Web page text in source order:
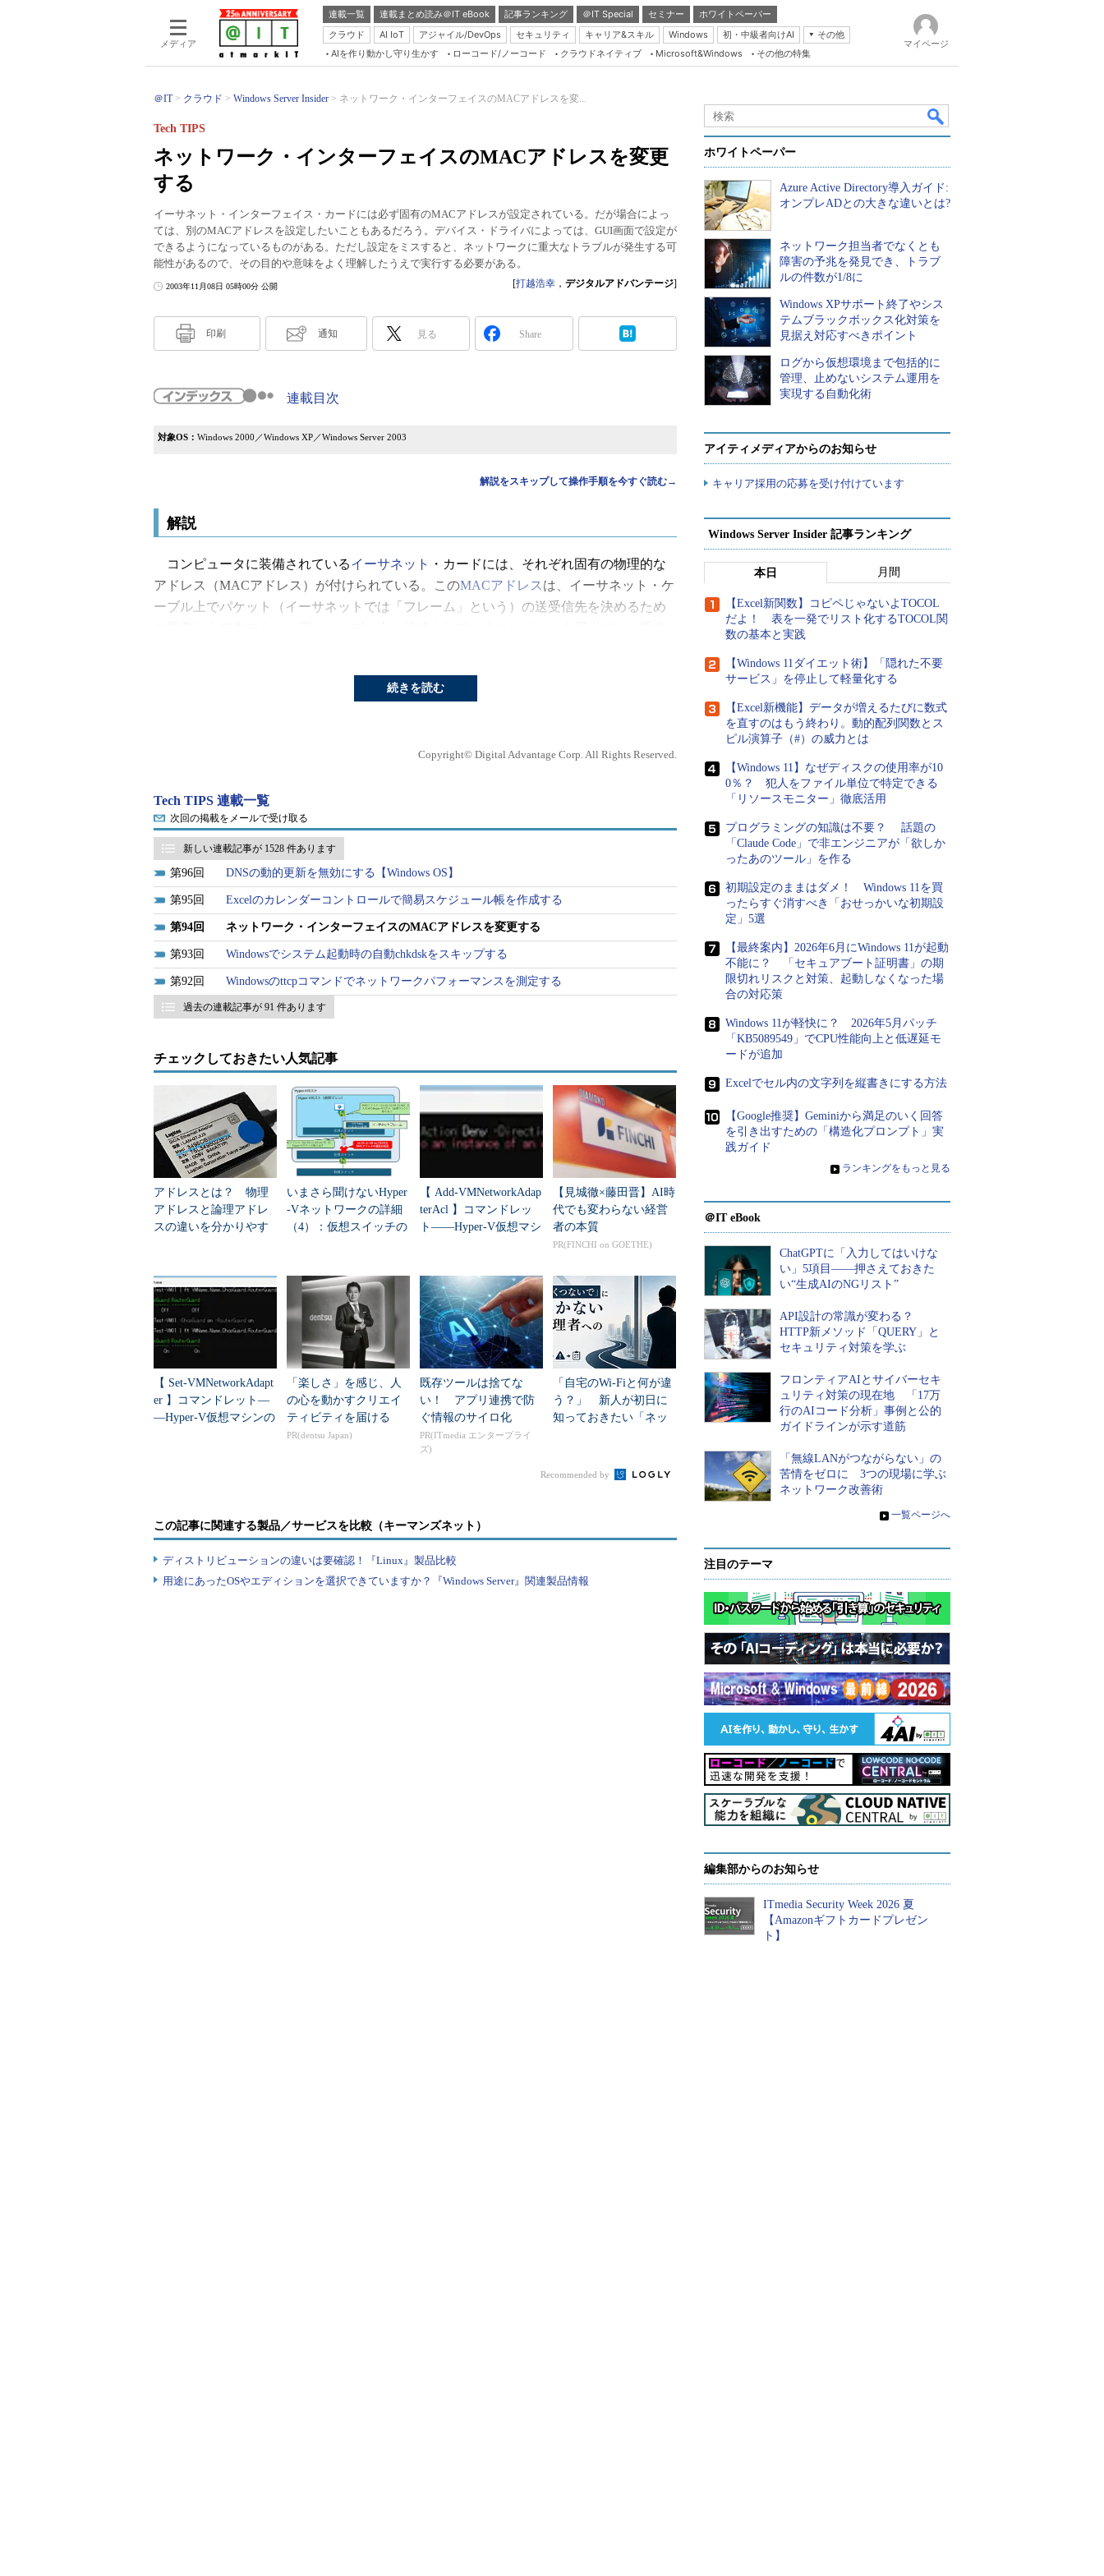
メディア
連載一覧 連載まとめ読み＠IT eBook 記事ランキング ＠IT Special セミナー
ホワイトペーパー
クラウド
AI IoT アジャイル/DevOps セキュリティ キャリア&スキル Windows 初・中級者向けAI
その他
Server & Storage
Java Agile
Database Expert
Linux ＆ OSS
Master of IP Network
AIを作り動かし守り生かす ローコード/ノーコード クラウドネイティブ Microsoft&Windows その他の特集
マイページ
＠IT クラウド Windows Server Insider ネットワーク・インターフェイスのMACアドレスを変...
ネットワーク・インターフェイスのMACアドレスを変更
する
Tech TIPS
イーサネット・インターフェイス・カードには必ず固有のMACアドレスが設定されている。だが場合によっ
ては、別のMACアドレスを設定したいこともあるだろう。デバイス・ドライバによっては、GUI画面で設定が
できるようになっているものがある。ただし設定をミスすると、ネットワークに重大なトラブルが発生する可
能性があるので、その目的や意味をよく理解したうえで実行する必要がある。
2003年11月08日 05時00分 公開 [打越浩幸 ， デジタルアドバンテージ]
印刷 通知 見る Share
連載目次
対象OS： Windows 2000／Windows XP／Windows Server 2003
解説をスキップして操作手順を今すぐ読む→
解説
コンピュータに装備されているイーサネット
・カードには、それぞれ固有の物理的な
アドレス（MACアドレス）が付けられている。このMACアドレス は、イーサネット・ケ
ーブル上でパケット（イーサネットでは「フレーム」という）の送受信先を決めるため
けられている。具体的には、全部で6bytesあるMACアドレス情報のうち、上位
ことになっている。そして下位の3bytes（24bit）はベンダごとに固有に管理している。こ
の結果、イーサネットのMACアドレスには、世界中でユニークな6bytes（48bit）の識別
番号が割り当てられることになる。
以上のような事情があるため、通常は、購入してきたネットワーク・カードのMACア
ドレスは、同じ製品でも必ず異なるアドレスが付けられていることになり、一意性が保
たれる。ネットワーク・カードを付け替えると、システムは同じでも、MACアドレスは
必ず別のものになる。
だが場合によっては、故障などでカード（やシステム全体）を交換した場合でも、以
前とまったく同じMACアドレスを利用したいことがある。例えばソフトウェアのライセ
ンスがMACアドレス・ベースで管理されており、それ以外では動作しない場合などであ
で管理、フィルタリングされており、カードを変更すると動作しなくなるという場合も
あるだろうし（社内ネットワークだけでなく、一部のブロードバンド・ネットワークの
サービスでは、このような管理が行われていることがある）、ある種のメインフレーム
接続用ソフトウェアでは、やはり当初登録されたMACアドレス以外では動作しなくなる
ものがある。
またまれなケースではあるが、筆者の手元で次のような不具合が発生した。ノートPC
に内蔵されているネットワーク・インターフェイス上のMACアドレス情報が何らかの原
因で消失してしまい（通常はこのような情報はフラッシュROMに書き込まれていて、ユ
ーザーが変更することはできないはずである）、MACアドレスが00-00-00-00-00-00にな
に出せばよいだろうが、数万円の出費と何日間かの使用不可能な期間をがまんしなけれ
ばならない。
以上のような場合でも、ネットワーク・インターフェイスのドライバによっては、あ
らかじめ設定されているMACアドレスではなく、自由に設定したMACアドレスを使用す
ることができるものがある。以下ではその方法を紹介する（レジストリを使う方法もあ
るが、設定が面倒なのと、設定ミスを犯した場合の影響の大きさを考え、ここではGUI画
面で設定する方法のみを紹介する）。
なお、MACアドレスとして利用できる数値にはいろいろと制約があるが（「詳説
い（もちろんほかと重複するようなものは絶対に使用不可である）。元と同じMACアド
レスを設定する場合にのみ、この方法を利用するのがよいだろう。元のMACアドレス
は、例えばインターフェイス・カードの裏面や、機器の背面などに貼付してあるシール
に印刷されているはずである。逆にいうと、そのような情報が記載されていないような
続きを読む
Copyright© Digital Advantage Corp. All Rights Reserved.
Tech TIPS 連載一覧
次回の掲載をメールで受け取る
新しい連載記事が 1528 件あります
96 DNSの動的更新を無効にする【Windows OS】
95 Excelのカレンダーコントロールで簡易スケジュール帳を作成する
94 ネットワーク・インターフェイスのMACアドレスを変更する
93 Windowsでシステム起動時の自動chkdskをスキップする
92 Windowsのttcpコマンドでネットワークパフォーマンスを測定する
過去の連載記事が 91 件あります
チェックしておきたい人気記事
アドレスとは？ 物理
アドレスと論理アドレ
スの違いを分かりやす
いまさら聞けないHyper
-Vネットワークの詳細
（4）：仮想スイッチの
【 Add-VMNetworkAdap
terAcl 】コマンドレッ
ト――Hyper-V仮想マシ
【見城徹×藤田晋】AI時
代でも変わらない経営
者の本質
PR(FINCHI on GOETHE)
【 Set-VMNetworkAdapt
er 】コマンドレット―
―Hyper-V仮想マシンの
「楽しさ」を感じ、人
の心を動かすクリエイ
ティビティを届ける
PR(dentsu Japan)
既存ツールは捨てな
い！ アプリ連携で防
ぐ情報のサイロ化
PR(ITmedia エンタープライ
ズ)
「自宅のWi-Fiと何が違
う？」 新人が初日に
知っておきたい「ネッ
Recommended by
この記事に関連する製品／サービスを比較（キーマンズネット）
ディストリビューションの違いは要確認！『Linux』製品比較
用途にあったOSやエディションを選択できていますか？『Windows Server』関連製品情報
ホワイトペーパー
Azure Active Directory導入ガイド:
オンプレADとの大きな違いとは?
ネットワーク担当者でなくとも
障害の予兆を発見でき、トラブ
ルの件数が1/8に
Windows XPサポート終了やシス
テムブラックボックス化対策を
見据え対応すべきポイント
ログから仮想環境まで包括的に
管理、止めないシステム運用を
実現する自動化術
アイティメディアからのお知らせ
キャリア採用の応募を受け付けています
Windows Server Insider 記事ランキング
本日 月間
【Excel新関数】コピペじゃないよTOCOL
だよ！ 表を一発でリスト化するTOCOL関
数の基本と実践
【Windows 11ダイエット術】「隠れた不要
サービス」を停止して軽量化する
【Excel新機能】データが増えるたびに数式
を直すのはもう終わり。動的配列関数とス
ピル演算子（#）の威力とは
【Windows 11】なぜディスクの使用率が10
0％？ 犯人をファイル単位で特定できる
「リソースモニター」徹底活用
プログラミングの知識は不要？ 話題の
「Claude Code」で非エンジニアが「欲しか
ったあのツール」を作る
初期設定のままはダメ！ Windows 11を買
ったらすぐ消すべき「おせっかいな初期設
定」5選
【最終案内】2026年6月にWindows 11が起動
不能に？ 「セキュアブート証明書」の期
限切れリスクと対策、起動しなくなった場
合の対応策
Windows 11が軽快に？ 2026年5月パッチ
「KB5089549」でCPU性能向上と低遅延モ
ードが追加
Excelでセル内の文字列を縦書きにする方法
【Google推奨】Geminiから満足のいく回答
を引き出すための「構造化プロンプト」実
践ガイド
» ランキングをもっと見る
＠IT eBook
ChatGPTに「入力してはいけな
い」5項目――押さえておきた
い“生成AIのNGリスト”
API設計の常識が変わる？
HTTP新メソッド「QUERY」と
セキュリティ対策を学ぶ
フロンティアAIとサイバーセキ
ュリティ対策の現在地 「17万
行のAIコード分析」事例と公的
ガイドラインが示す道筋
「無線LANがつながらない」の
苦情をゼロに 3つの現場に学ぶ
ネットワーク改善術
» 一覧ページへ
注目のテーマ
編集部からのお知らせ
ITmedia Security Week 2026 夏
【Amazonギフトカードプレゼン
ト】